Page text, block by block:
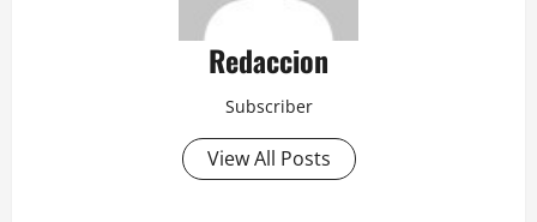
Redaccion
Subscriber
View All Posts